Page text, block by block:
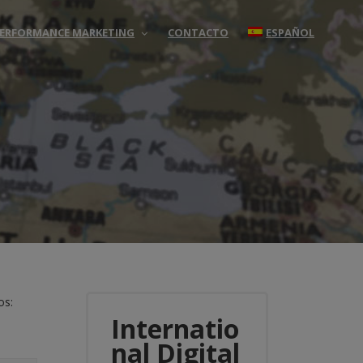
MARKETING CONTACTO ESPAÑOL
Internatio
nal Digital